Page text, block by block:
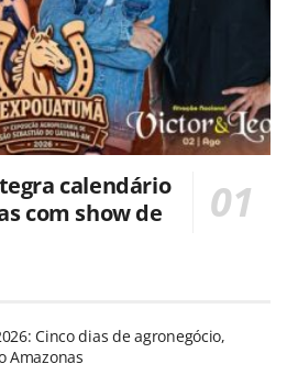
calendário
com show de
Cinco dias de agronegócio,
Amazonas